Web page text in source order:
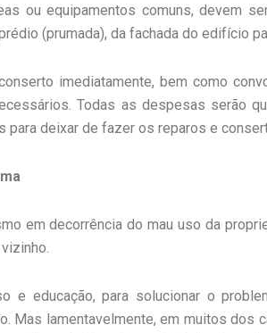
ou equipamentos comuns, devem
(prumada), da fachada do edifício
imediatamente, bem como
Todas as despesas serão
deixar de fazer os reparos e
em decorrência do mau uso da
e educação, para solucionar o
Mas lamentavelmente, em muitos